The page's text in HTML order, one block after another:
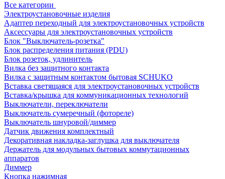
Все категории
Электроустановочные изделия
Адаптер переходный для электроустановочных устройств
Аксессуары для электроустановочных устройств
Блок "Выключатель-розетка"
Блок распределения питания (PDU)
Блок розеток, удлинитель
Вилка без защитного контакта
Вилка с защитным контактом бытовая SCHUKO
Вставка светящаяся для электроустановочных устройств
Вставка/крышка для коммуникационных технологий
Выключатели, переключатели
Выключатель сумеречный (фотореле)
Выключатель шнуровой/диммер
Датчик движения комплектный
Декоративная накладка-заглушка для выключателя
Держатель для модульных бытовых коммутационных
аппаратов
Диммер
Кнопка нажимная